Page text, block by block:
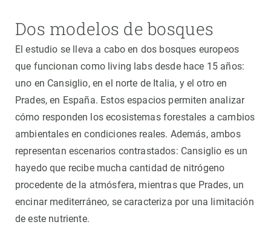
Dos modelos de bosques
El estudio se lleva a cabo en dos bosques europeos
que funcionan como living labs desde hace 15 años:
uno en Cansiglio, en el norte de Italia, y el otro en
Prades, en España. Estos espacios permiten analizar
cómo responden los ecosistemas forestales a cambios
ambientales en condiciones reales. Además, ambos
representan escenarios contrastados: Cansiglio es un
hayedo que recibe mucha cantidad de nitrógeno
procedente de la atmósfera, mientras que Prades, un
encinar mediterráneo, se caracteriza por una limitación
de este nutriente.